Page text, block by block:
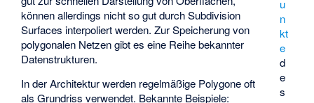
u
n
kt
e
d
e
s
können allerdings nicht so gut durchSubdivision
Surfaces interpoliert werden. Zur Speicherung von
polygonalen Netzen gibt es eine Reihe bekannter
Datenstrukturen.
In der Architektur werden regelmäßige Polygone oft
als Grundriss verwendet. Bekannte Beispiele: